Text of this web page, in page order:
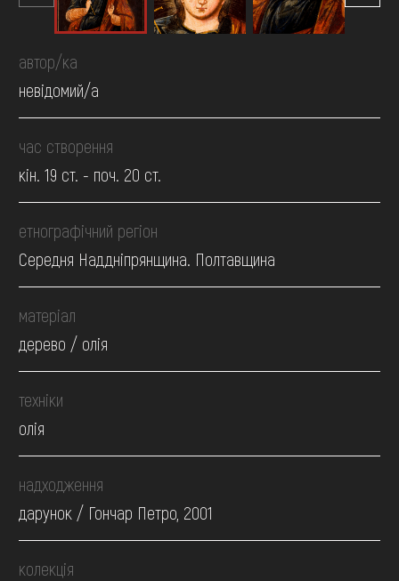
автор/ка
невідомий/а
час створення
кін. 19 ст. - поч. 20 ст.
етнографічний регіон
Середня Наддніпрянщина. Полтавщина
матеріал
дерево / олія
техніки
олія
надходження
дарунок / Гончар Петро, 2001
колекція